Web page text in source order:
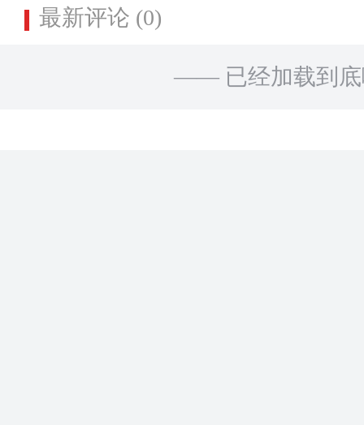
最新评论 (0)
—— 已经加载到